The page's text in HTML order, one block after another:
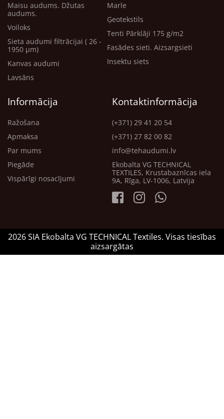
Maisu audums. Džutas
audums.
Voiloks
Sieta audumi filtrācijai ( 26 -
1950 μm)
Kanvas audumi
Lavsāns
Marle
Ģeotekstils
Tenti Pārklāji 175 g/m2
Fasādes sieti. Aizsargsieti
Insektu siets
Informācija
Ražošana
Apmaksa
Par mums
Piegāde
Vispārīgi nosacījumi
Kontaktinformācija
(+371) 29 41 20 54
(+371) 27 82 00 82
info@tehaudumi.lv
Ekobalta VG TECHNICAL
TEXTILES, Krustabaznīcas iela
9A, Rīga, LV-1006, Latvija
2026 SIA Ekobalta VG TECHNICAL Textiles. Visas tiesības
aizsargātas